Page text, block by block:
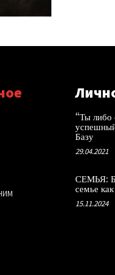
“Ты либо
Базу
29.04.2021
СЕМЬЯ:
семье
15.11.2024